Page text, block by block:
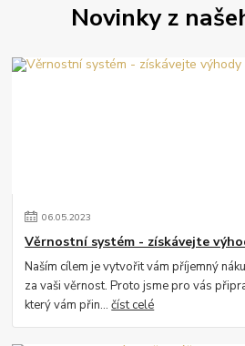
Novinky z
06.05.2023
Věrnostní systém - získávejte
Naším cílem je vytvořit vám příjemný
za vaši věrnost. Proto jsme pro vás
který vám přin...číst celé